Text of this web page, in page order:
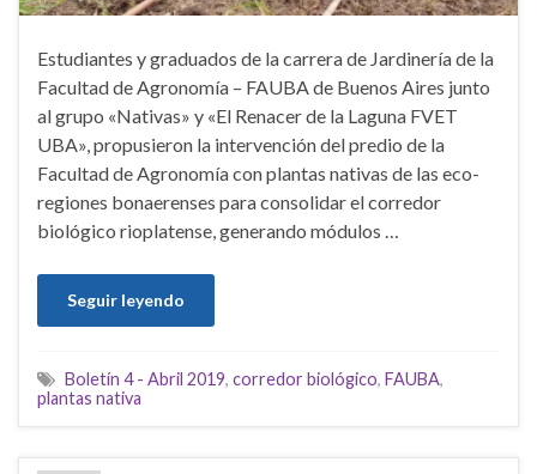
Estudiantes y graduados de la carrera de Jardinería de la
Facultad de Agronomía – FAUBA de Buenos Aires junto
al grupo «Nativas» y «El Renacer de la Laguna FVET
UBA», propusieron la intervención del predio de la
Facultad de Agronomía con plantas nativas de las eco-
regiones bonaerenses para consolidar el corredor
biológico rioplatense, generando módulos …
Seguir leyendo
Boletín 4 - Abril 2019, corredor biológico, FAUBA,
plantas nativa